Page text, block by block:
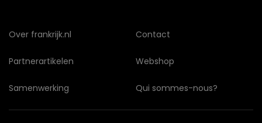
Over frankrijk.nl
Partnerartikelen
Samenwerking
Contact
Webshop
Qui sommes-nous?